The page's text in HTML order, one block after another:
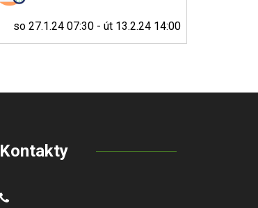
so 27.1.24 07:30 - út 13.2.24 14:00
Kontakty